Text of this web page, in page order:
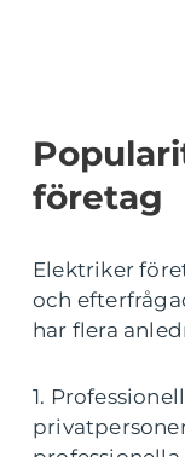
företag
Elektriker
och
har flera
1.